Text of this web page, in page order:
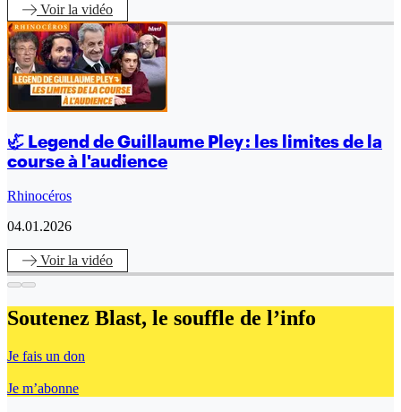
Voirla vidéo
🦏 Legend de Guillaume Pley : les limites de la
course à l'audience
Rhinocéros
04.01.2026
Voirla vidéo
Soutenez Blast, le souffle de l’info
Je fais un don
Je m’abonne